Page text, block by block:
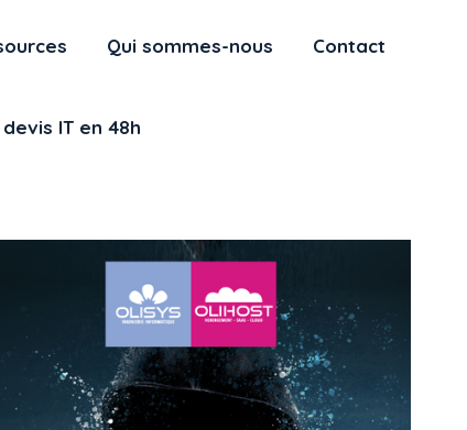
Qui sommes-nous Contact
IT en 48h